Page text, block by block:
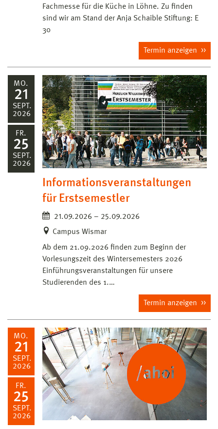
Fachmesse für die Küche in Löhne. Zu finden
sind wir am Stand der Anja Schaible Stiftung: E
30
Termin anzeigen
MO.
21
SEPT.
2026
FR.
25
SEPT.
2026
Informationsveranstaltungen
für Erstsemestler
21.09.2026 – 25.09.2026
Campus Wismar
Ab dem 21.09.2026 finden zum Beginn der
Vorlesungszeit des Wintersemesters 2026
Einführungsveranstaltungen für unsere
Studierenden des 1.…
Termin anzeigen
MO.
21
SEPT.
2026
FR.
25
SEPT.
2026